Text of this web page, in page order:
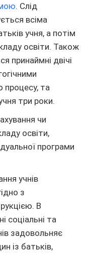
. Слід
всіма
учня, а потім
освіти. Також
принаймні двічі
процесу, та
три роки.
чи
освіти,
програми
учнів
з
В
соціальні та
задовольняє
із батьків,